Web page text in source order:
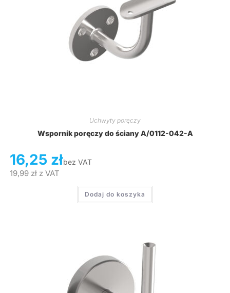
Uchwyty poręczy
Wspornik poręczy do ściany A/0112-042-A
16,25 złbez VAT
19,99 złz VAT
Dodaj do koszyka